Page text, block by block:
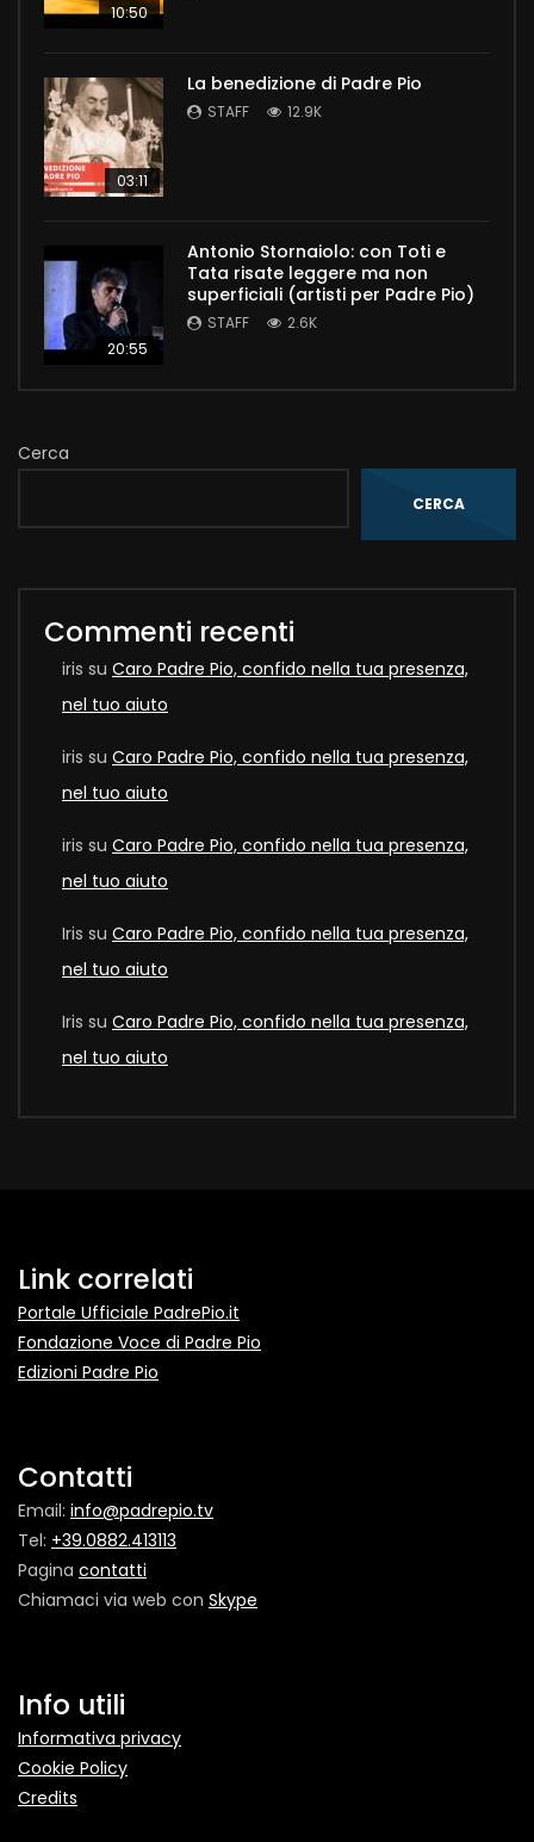
10:50
03:11
La benedizione di Padre Pio
STAFF 12.9K
20:55
Antonio Stornaiolo: con Toti e
Tata risate leggere ma non
superficiali (artisti per Padre Pio)
STAFF 2.6K
Cerca
CERCA
Commenti recenti
iris su Caro Padre Pio, confido nella tua presenza,
nel tuo aiuto
iris su Caro Padre Pio, confido nella tua presenza,
nel tuo aiuto
iris su Caro Padre Pio, confido nella tua presenza,
nel tuo aiuto
Iris su Caro Padre Pio, confido nella tua presenza,
nel tuo aiuto
Iris su Caro Padre Pio, confido nella tua presenza,
nel tuo aiuto
Link correlati
Portale Ufficiale PadrePio.it
Fondazione Voce di Padre Pio
Edizioni Padre Pio
Contatti
Email: info@padrepio.tv
Tel: +39.0882.413113
Pagina contatti
Chiamaci via web con Skype
Info utili
Informativa privacy
Cookie Policy
Credits